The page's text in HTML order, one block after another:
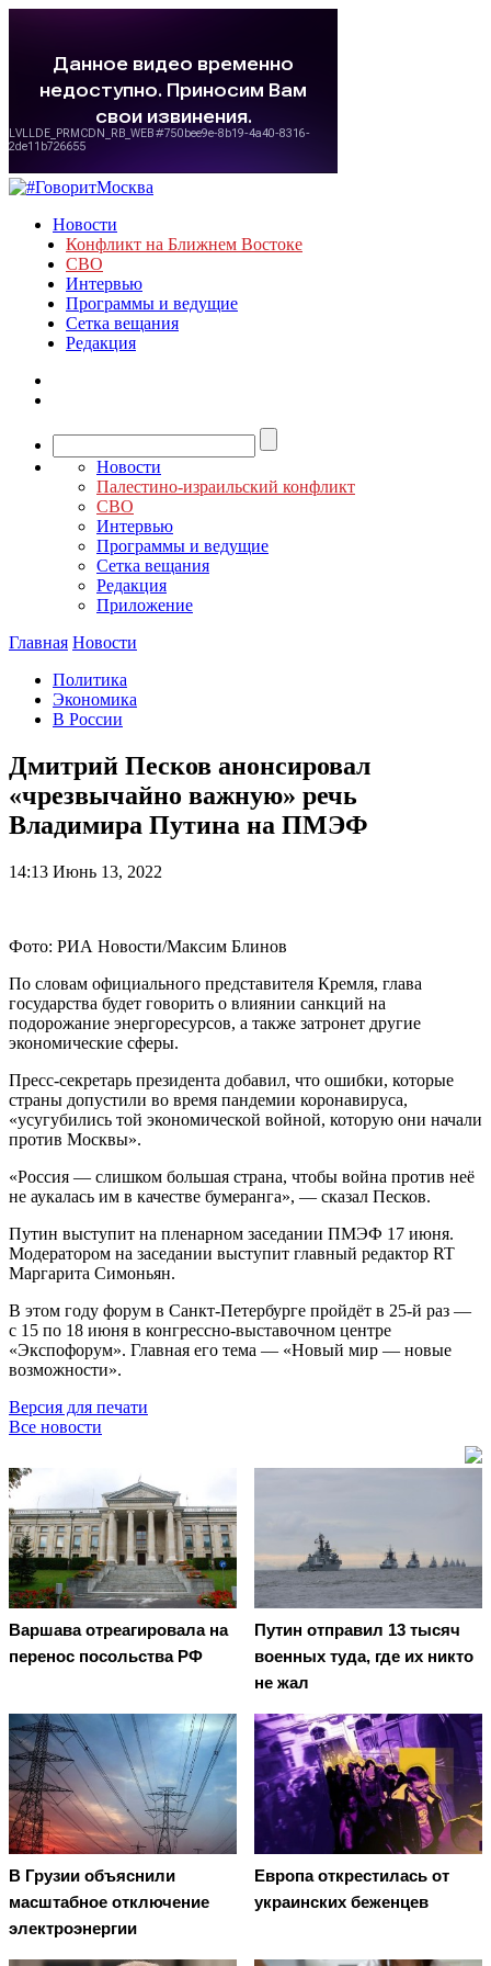
Новости
Конфликт на Ближнем Востоке
СВО
Интервью
Программы и ведущие
Сетка вещания
Редакция
Новости
Палестино-израильский конфликт
СВО
Интервью
Программы и ведущие
Сетка вещания
Редакция
Приложение
Главная Новости
Политика
Экономика
В России
Дмитрий Песков анонсировал
«чрезвычайно важную» речь
Владимира Путина на ПМЭФ
14:13 Июнь 13, 2022
Фото: РИА Новости/Максим Блинов
По словам официального представителя Кремля, глава
государства будет говорить о влиянии санкций на
подорожание энергоресурсов, а также затронет другие
экономические сферы.
Пресс-секретарь президента добавил, что ошибки, которые
страны допустили во время пандемии коронавируса,
«усугубились той экономической войной, которую они начали
против Москвы».
«Россия — слишком большая страна, чтобы война против неё
не аукалась им в качестве бумеранга», — сказал Песков.
Путин выступит на пленарном заседании ПМЭФ 17 июня.
Модератором на заседании выступит главный редактор RT
Маргарита Симоньян.
В этом году форум в Санкт-Петербурге пройдёт в 25-й раз —
с 15 по 18 июня в конгрессно-выставочном центре
«Экспофорум». Главная его тема — «Новый мир — новые
возможности».
Версия для печати
Все новости
Варшава отреагировала на
перенос посольства РФ
Путин отправил 13 тысяч
военных туда, где их никто
не жал
В Грузии объяснили
масштабное отключение
электроэнергии
Европа открестилась от
украинских беженцев